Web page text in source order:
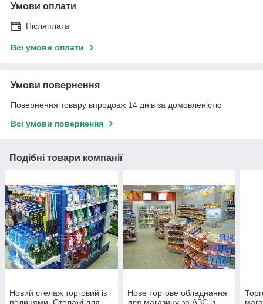
Умови оплати
Післяплата
Всі умови оплати
Умови повернення
Повернення товару впродовж 14 днів за домовленістю
Всі умови повернення
Подібні товари компанії
Новий стелаж торговий із
Нове торгове обладнання